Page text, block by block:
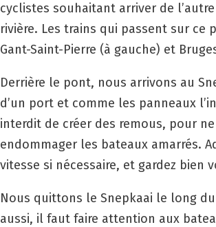
cyclistes souhaitant arriver de
rivière. Les trains qui passent sur ce
Gant-Saint-Pierre (à gauche) et
Derrière le pont, nous arrivons au
d’un port et comme les panneaux
interdit de créer des remous, pour
endommager les bateaux amarrés.
vitesse si nécessaire, et gardez bien
Nous quittons le Snepkaai le long
aussi, il faut faire attention aux